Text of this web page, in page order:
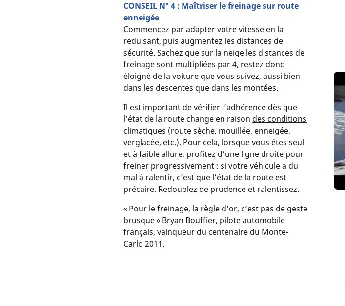
CONSEIL N° 4 : Maîtriser le freinage sur route
enneigée
Commencez par adapter votre vitesse en la
réduisant, puis augmentez les distances de
sécurité. Sachez que sur la neige les distances de
freinage sont multipliées par 4, restez donc
éloigné de la voiture que vous suivez, aussi bien
dans les descentes que dans les montées.
Il est important de vérifier l’adhérence dès que
l’état de la route change en raison des conditions
climatiques (route sèche, mouillée, enneigée,
verglacée, etc.). Pour cela, lorsque vous êtes seul
et à faible allure, profitez d’une ligne droite pour
freiner progressivement : si votre véhicule a du
mal à ralentir, c’est que l’état de la route est
précaire. Redoublez de prudence et ralentissez.
« Pour le freinage, la règle d’or, c’est pas de geste
brusque » Bryan Bouffier, pilote automobile
français, vainqueur du centenaire du Monte-
Carlo 2011.